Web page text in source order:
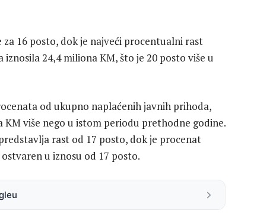
16 posto, dok je najveći procentualni rast
24,4 miliona KM, što je 20 posto više u
od ukupno naplaćenih javnih prihoda,
više nego u istom periodu prethodne godine.
rast od 17 posto, dok je procenat
u iznosu od 17 posto.